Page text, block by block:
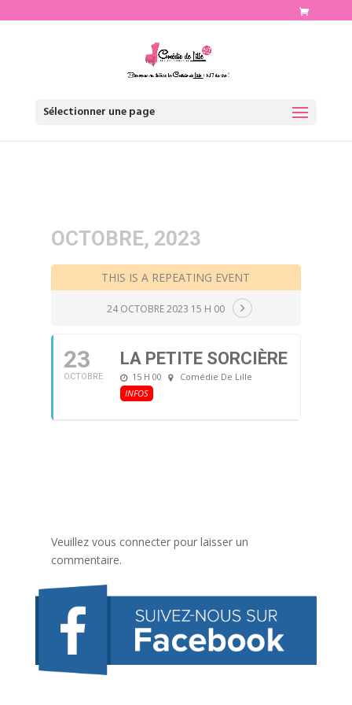
Sélectionner une page
OCTOBRE, 2023
THIS IS A REPEATING EVENT
24 OCTOBRE 2023 15 H 00
23
OCTOBRE
LA PETITE SORCIÈRE
15 H 00
Comédie De Lille
INFOS
Veuillez vous connecter pour laisser un
commentaire.